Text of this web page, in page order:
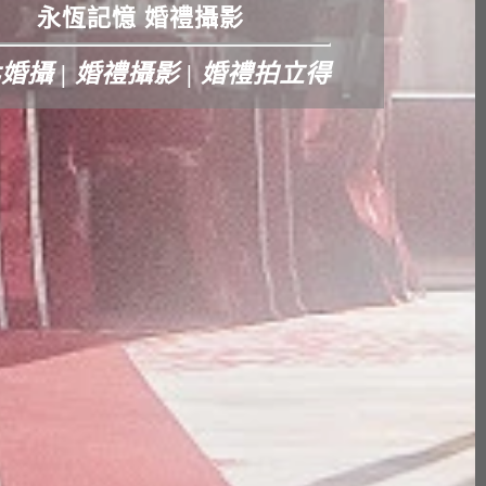
永恆記憶 婚禮攝影
攝 | 婚禮攝影 | 婚禮拍立得